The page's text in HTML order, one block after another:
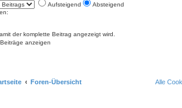
Aufsteigend
Absteigend
der komplette Beitrag angezeigt wird.
anzeigen
Foren-Übersicht Alle